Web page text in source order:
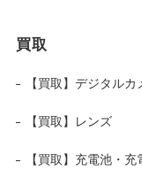
買取
【買取】デジタルカ
【買取】レンズ
【買取】充電池・充